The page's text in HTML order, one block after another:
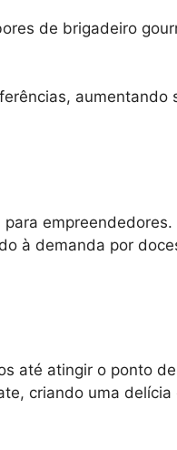
de brigadeiro
aumentando
empreendedores.
à demanda por
até atingir o ponto de
criando uma delícia